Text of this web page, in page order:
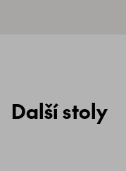
Další stoly